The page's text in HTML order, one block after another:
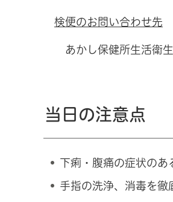
検便のお問い合わせ先
あかし保健所生活衛
当日の注意点
下痢・腹痛の症状の
手指の洗浄、消毒を徹